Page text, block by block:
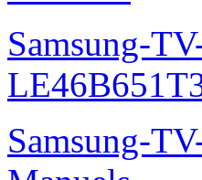
Samsung-
Samsung-